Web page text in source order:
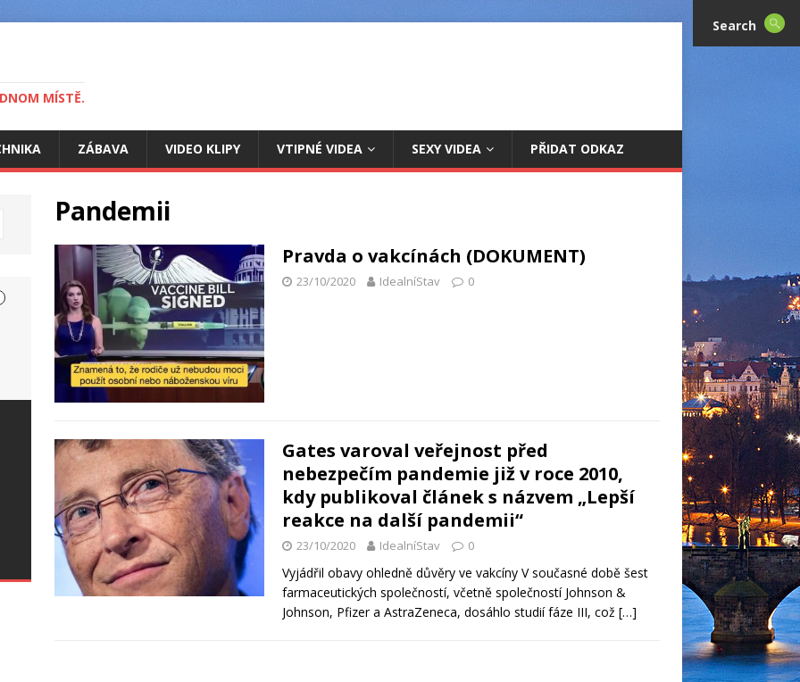
MÍSTĚ.
ZÁBAVA VIDEO KLIPY VTIPNÉ VIDEA SEXY VIDEA PŘIDAT ODKAZ
Pandemii
Pravda o vakcínách (DOKUMENT)
23/10/2020 IdealníStav 0
Gates varoval veřejnost před
nebezpečím pandemie již v roce 2010,
kdy publikoval článek s názvem „Lepší
reakce na další pandemii“
23/10/2020 IdealníStav 0
Vyjádřil obavy ohledně důvěry ve vakcíny V současné době šest
farmaceutických společností, včetně společností Johnson &
Johnson, Pfizer a AstraZeneca, dosáhlo studií fáze III, což […]
Search